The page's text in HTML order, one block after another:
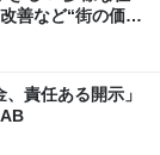
善など“街の価値
責任ある開示」